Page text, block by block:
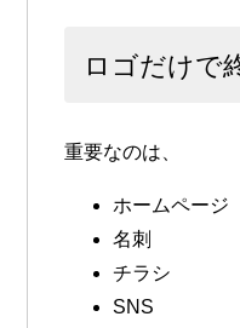
ロゴだけで
重要なのは、
ホームページ
名刺
チラシ
SNS